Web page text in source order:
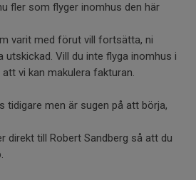
fler som flyger inomhus den här
varit med förut vill fortsätta, ni
Vill du inte flyga inomhus i
vi kan makulera fakturan.
tidigare men är sugen på att börja,
direkt till Robert Sandberg så att du